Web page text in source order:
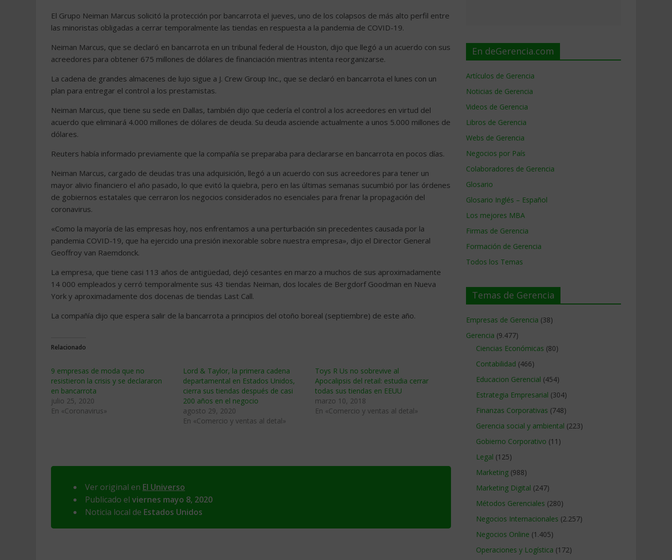
El Grupo Neiman Marcus solicitó la protección por bancarrota el jueves, uno de los colapsos de más alto perfil entre
las minoristas obligadas a cerrar temporalmente las tiendas en respuesta a la pandemia de COVID-19.
Neiman Marcus, que se declaró en bancarrota en un tribunal federal de Houston, dijo que llegó a un acuerdo con sus
acreedores para obtener 675 millones de dólares de financiación mientras intenta reorganizarse.
La cadena de grandes almacenes de lujo sigue a J. Crew Group Inc., que se declaró en bancarrota el lunes con un
plan para entregar el control a los prestamistas.
Neiman Marcus, que tiene su sede en Dallas, también dijo que cedería el control a los acreedores en virtud del
acuerdo que eliminará 4.000 millones de dólares de deuda. Su deuda asciende actualmente a unos 5.000 millones de
dólares.
Reuters había informado previamente que la compañía se preparaba para declararse en bancarrota en pocos días.
Neiman Marcus, cargado de deudas tras una adquisición, llegó a un acuerdo con sus acreedores para tener un
mayor alivio financiero el año pasado, lo que evitó la quiebra, pero en las últimas semanas sucumbió por las órdenes
de gobiernos estatales que cerraron los negocios considerados no esenciales para frenar la propagación del
coronavirus.
«Como la mayoría de las empresas hoy, nos enfrentamos a una perturbación sin precedentes causada por la
pandemia COVID-19, que ha ejercido una presión inexorable sobre nuestra empresa», dijo el Director General
Geoffroy van Raemdonck.
La empresa, que tiene casi 113 años de antigüedad, dejó cesantes en marzo a muchos de sus aproximadamente
14 000 empleados y cerró temporalmente sus 43 tiendas Neiman, dos locales de Bergdorf Goodman en Nueva
York y aproximadamente dos docenas de tiendas Last Call.
La compañía dijo que espera salir de la bancarrota a principios del otoño boreal (septiembre) de este año.
Relacionado
9 empresas de moda que no
resistieron la crisis y se declararon
en bancarrota
julio 25, 2020
En «Coronavirus»
Lord & Taylor, la primera cadena
departamental en Estados Unidos,
cierra sus tiendas después de casi
200 años en el negocio
agosto 29, 2020
En «Comercio y ventas al detal»
Toys R Us no sobrevive al
Apocalipsis del retail: estudia cerrar
todas sus tiendas en EEUU
marzo 10, 2018
En «Comercio y ventas al detal»
Ver original en El Universo
Publicado el viernes mayo 8, 2020
Noticia local de Estados Unidos
En deGerencia.com
Artículos de Gerencia
Noticias de Gerencia
Videos de Gerencia
Libros de Gerencia
Webs de Gerencia
Negocios por País
Colaboradores de Gerencia
Glosario
Glosario Inglés – Español
Los mejores MBA
Firmas de Gerencia
Formación de Gerencia
Todos los Temas
Temas de Gerencia
Empresas de Gerencia (38)
Gerencia (9.477)
Ciencias Económicas (80)
Contabilidad (466)
Educacion Gerencial (454)
Estrategia Empresarial (304)
Finanzas Corporativas (748)
Gerencia social y ambiental (223)
Gobierno Corporativo (11)
Legal (125)
Marketing (988)
Marketing Digital (247)
Métodos Gerenciales (280)
Negocios Internacionales (2.257)
Negocios Online (1.405)
Operaciones y Logística (172)